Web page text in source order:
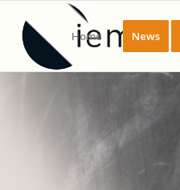
Home News